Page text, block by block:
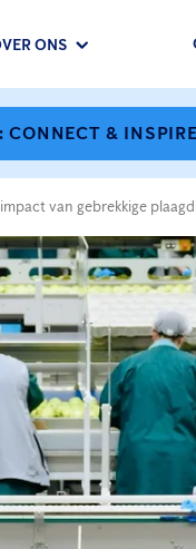
ONS
&
van gebrekkige